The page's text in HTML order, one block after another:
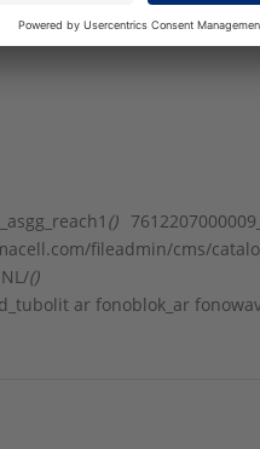
()
fileadmin/cms/
()
ar fonoblok_ar